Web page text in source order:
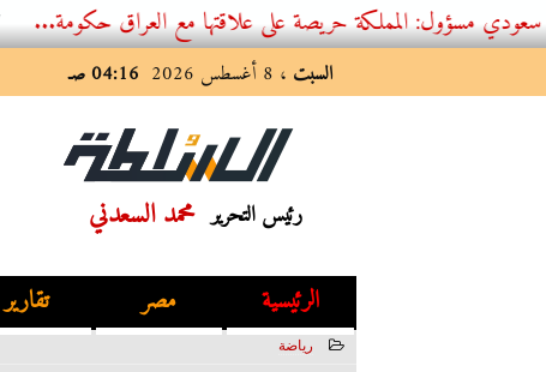
المملكة حريصة على علاقتها مع العراق حكومة...
السبت ، 8 أغسطس 2026 04:16 صـ
رئيس التحرير محمد السعدني
الرئيسية مصر تقارير
رياضة